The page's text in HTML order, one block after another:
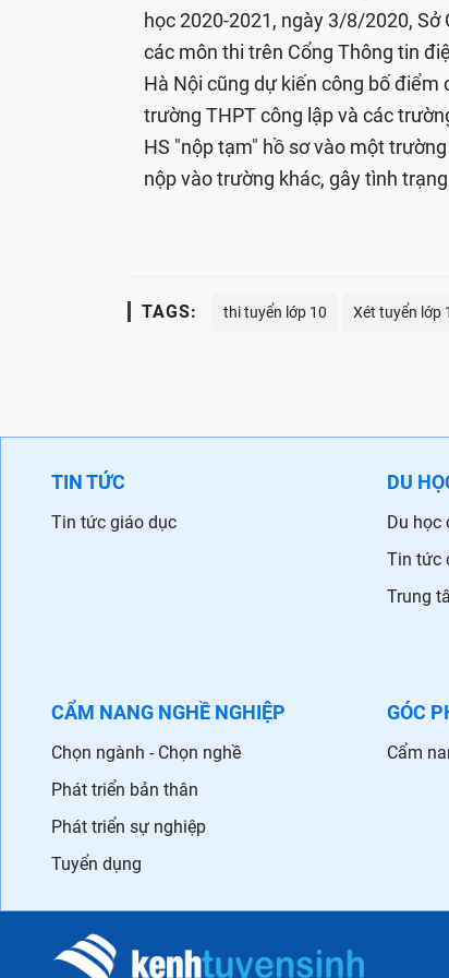
học 2020-2021, ngày 3/8/2020,
các môn thi trên Cổng Thông tin
Hà Nội cũng dự kiến công bố
trường THPT công lập và các
HS "nộp tạm" hồ sơ vào một
nộp vào trường khác, gây tình
TAGS: thi tuyển lớp 10 Xét tuyển lớp
TIN TỨC
Tin tức giáo dục
DU
Du học
Tin tức
Trung
CẨM NANG NGHỀ NGHIỆP
Chọn ngành - Chọn nghề
Phát triển bản thân
Phát triển sự nghiệp
Tuyển dụng
GÓC
Cẩm